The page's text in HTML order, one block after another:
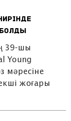
БОЛДЫ
39-шы
Young
мәресіне
жоғары